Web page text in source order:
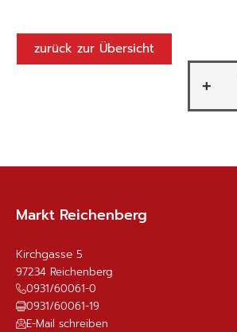
zurück zur Übersicht
Markt Reichenberg
Kirchgasse 5
97234 Reichenberg
0931/60061-0
0931/60061-19
E-Mail schreiben